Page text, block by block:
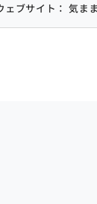
ェブサイト： 気ま